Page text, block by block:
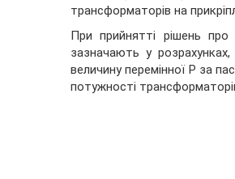
трансформаторів на
При прийнятті рішень про
зазначають у
величину перемінної Р за
потужності